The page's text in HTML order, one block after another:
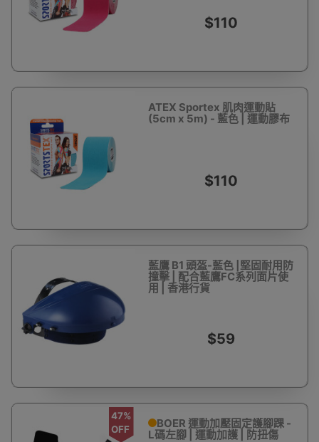
$110
ATEX Sportex 肌肉運動貼
(5cm x 5m) - 藍色 | 運動膠布
$110
藍鷹 B1 頭盔-藍色 |堅固耐用防
撞擊 | 配合藍鷹FC系列面片使
用 | 香港行貨
$59
47%
OFF
BOER 運動加壓固定護腳踝 -
L碼左腳 | 運動加護 | 防扭傷